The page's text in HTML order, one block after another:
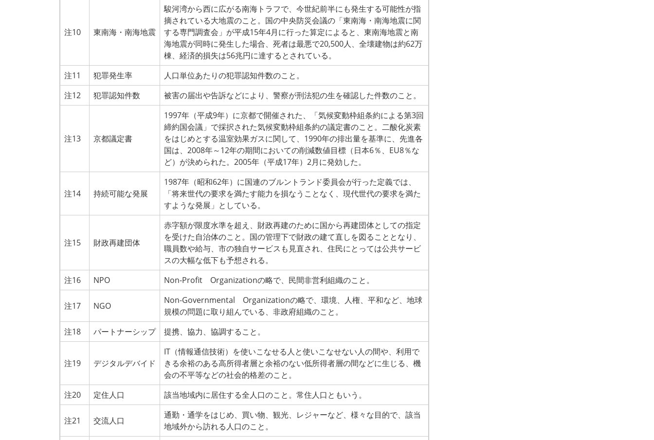
注10 東南海・南海地震
駿河湾から西に広がる南海トラフで、今世紀前半にも発生する可能性が指
摘されている大地震のこと。国の中央防災会議の「東南海・南海地震に関
する専門調査会」が平成15年4月に行った算定によると、東南海地震と南
海地震が同時に発生した場合、死者は最悪で20,500人、全壊建物は約62万
棟、経済的損失は56兆円に達するとされている。
注11
犯罪発生率
人口単位あたりの犯罪認知件数のこと。
注12
犯罪認知件数 被害の届出や告訴などにより、警察が刑法犯の生を確認した件数のこと。
注13 京都議定書
1997年（平成9年）に京都で開催された、「気候変動枠組条約による第3回
締約国会議」で採択された気候変動枠組条約の議定書のこと。二酸化炭素
をはじめとする温室効果ガスに関して、1990年の排出量を基準に、先進各
国は、2008年～12年の期間においての削減数値目標（日本6％、EU8％な
ど）が決められた。2005年（平成17年）2月に発効した。
注14 持続可能な発展
1987年（昭和62年）に国連のブルントランド委員会が行った定義では、
「将来世代の要求を満たす能力を損なうことなく、現代世代の要求を満た
すような発展」としている。
注15 財政再建団体
赤字額が限度水準を超え、財政再建のために国から再建団体としての指定
を受けた自治体のこと。国の管理下で財政の建て直しを図ることとなり、
職員数や給与、市の独自サービスも見直され、住民にとっては公共サービ
スの大幅な低下も予想される。
注16
NPO Non-Profit Organizationの略で、民間非営利組織のこと。
注17 NGO
Non-Governmental Organizationの略で、環境、人権、平和など、地球
規模の問題に取り組んでいる、非政府組織のこと。
注18
パートナーシップ 提携、協力、協調すること。
注19 デジタルデバイド
IT（情報通信技術）を使いこなせる人と使いこなせない人の間や、利用で
きる余裕のある高所得者層と余裕のない低所得者層の間などに生じる、機
会の不平等などの社会的格差のこと。
注20
定住人口 該当地域内に居住する全人口のこと。常住人口ともいう。
注21 交流人口
通勤・通学をはじめ、買い物、観光、レジャーなど、様々な目的で、該当
地域外から訪れる人口のこと。